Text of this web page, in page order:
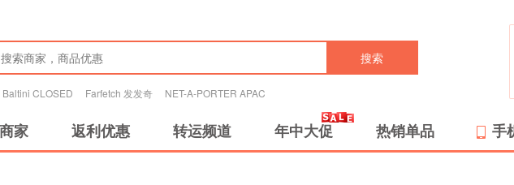
搜索
Baltini CLOSED Farfetch 发发奇 NET-A-PORTER APAC
家 返利优惠 转运频道 年中大促 热销单品 手